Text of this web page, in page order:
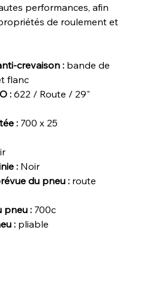
performances, afin
de roulement et
crevaison :bande de
flanc
:622 / Route / 29"
:700 x 25
:Noir
du pneu :route
pneu :700c
:pliable